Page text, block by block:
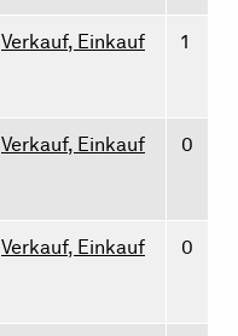
Verkauf, Einkauf 1
Verkauf, Einkauf 0
Verkauf, Einkauf 0